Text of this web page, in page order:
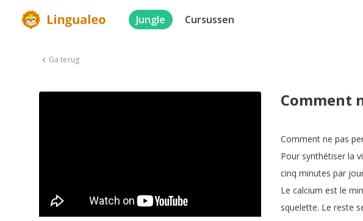
Jungle Cursussen
Ga terug
Comment
Comment ne pas
Pour synthétiser la
cinq minutes par
Le calcium est le
squelette. Le reste